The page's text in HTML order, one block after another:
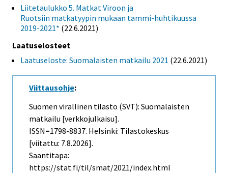
Liitetaulukko 5. Matkat Viroon ja
Ruotsiin matkatyypin mukaan tammi-huhtikuussa
2019-2021* (22.6.2021)
Laatuselosteet
Laatuseloste: Suomalaisten matkailu 2021 (22.6.2021)
Viittausohje:
Suomen virallinen tilasto (SVT): Suomalaisten
matkailu [verkkojulkaisu].
ISSN=1798-8837. Helsinki: Tilastokeskus
[viitattu: 7.8.2026].
Saantitapa:
https://stat.fi/til/smat/2021/index.html